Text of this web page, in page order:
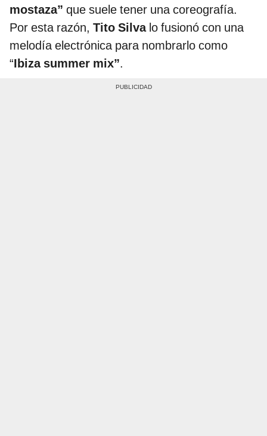
mostaza” que suele tener una coreografía.
Por esta razón, Tito Silvalo fusionó con una
melodía electrónica para nombrarlo como
“Ibiza summer mix”.